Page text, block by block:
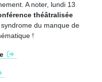
A noter, lundi 13
théâtralisée
syndrome du manque de
!